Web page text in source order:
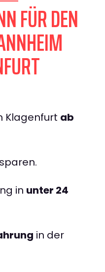
FÜR DEN
Klagenfurt ab
sparen.
in unter 24
in der